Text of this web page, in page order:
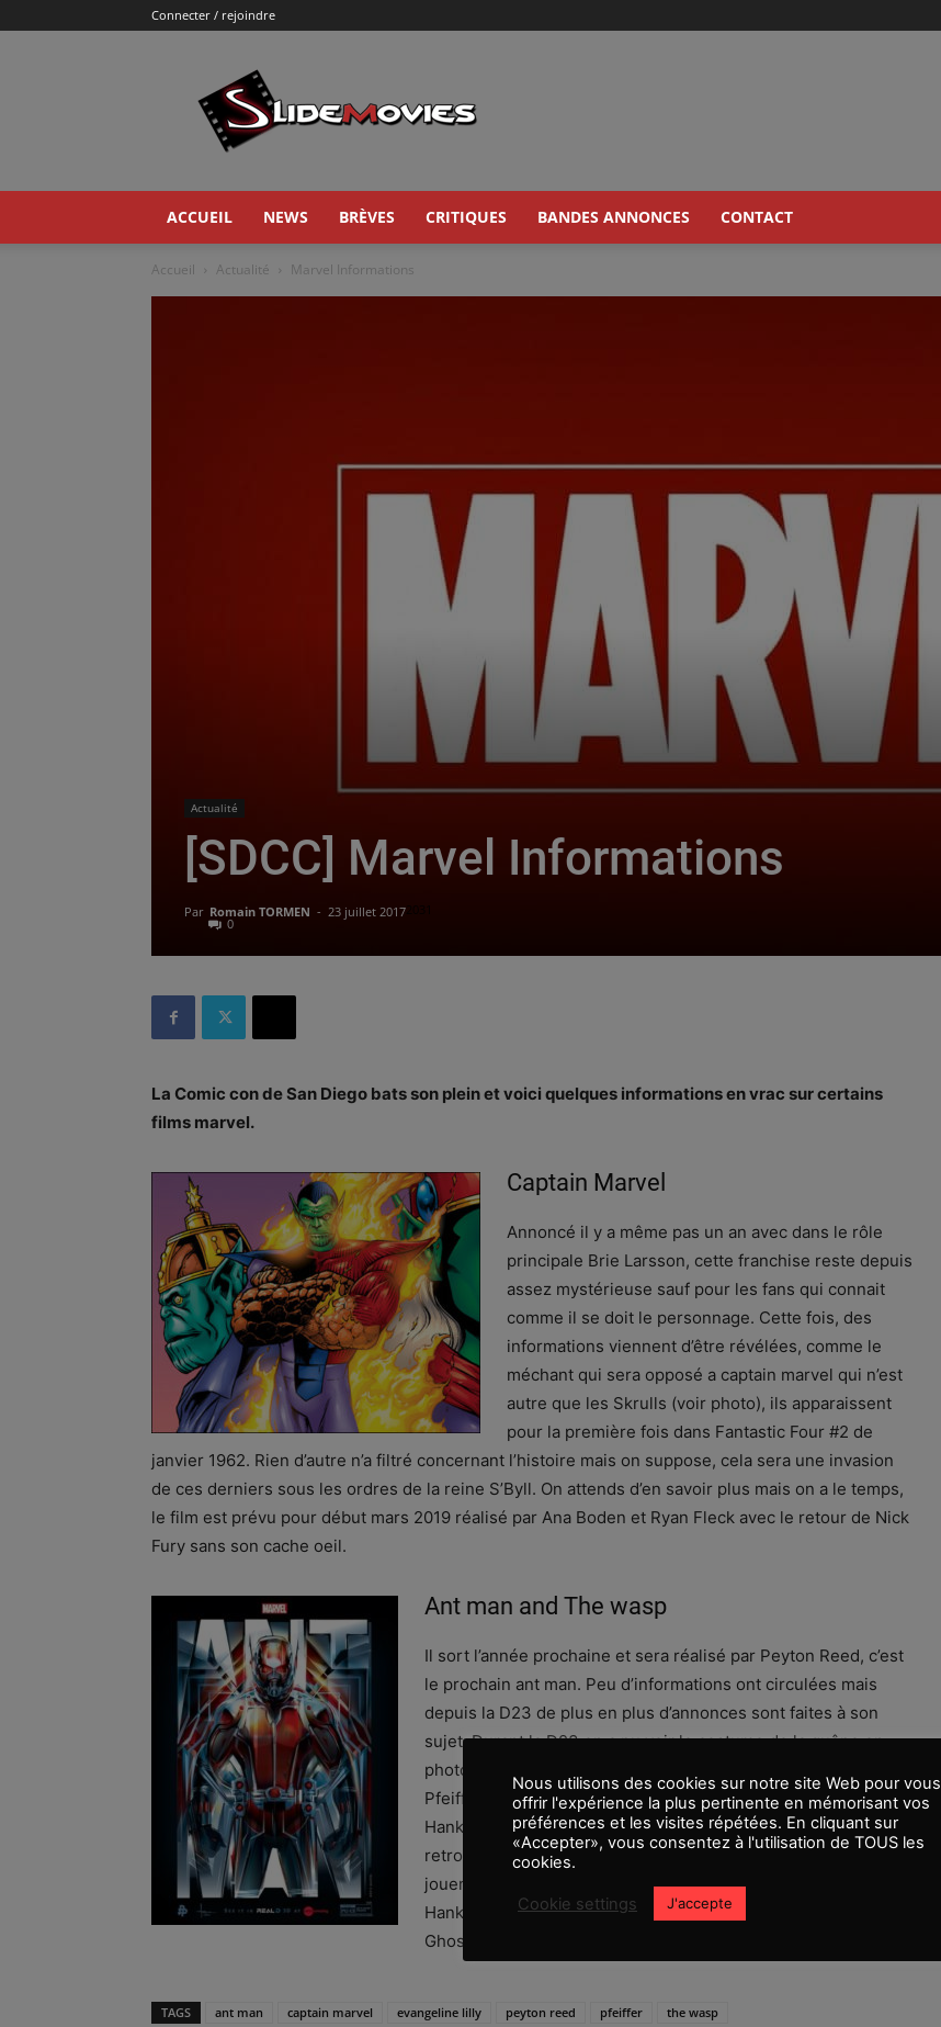
Connecter / rejoindre
ACCUEIL NEWS BRÈVES CRITIQUES BANDES ANNONCES CONTACT
Accueil Actualité Marvel Informations
Actualité
[SDCC] Marvel Informations
Par Romain TORMEN - 23 juillet 20172031
0
La Comic con de San Diego bats son plein et voici quelques informations en vrac sur certains
films marvel.
Captain Marvel
Annoncé il y a même pas un an avec dans le rôle
principale Brie Larsson, cette franchise reste depuis
assez mystérieuse sauf pour les fans qui connait
comme il se doit le personnage. Cette fois, des
informations viennent d’être révélées, comme le
méchant qui sera opposé a captain marvel qui n’est
autre que les Skrulls (voir photo), ils apparaissent
pour la première fois dans Fantastic Four #2 de
janvier 1962. Rien d’autre n’a filtré concernant l’histoire mais on suppose, cela sera une invasion
de ces derniers sous les ordres de la reine S’Byll. On attends d’en savoir plus mais on a le temps,
le film est prévu pour début mars 2019 réalisé par Ana Boden et Ryan Fleck avec le retour de Nick
Fury sans son cache oeil.
Ant man and The wasp
Il sort l’année prochaine et sera réalisé par Peyton Reed, c’est
le prochain ant man. Peu d’informations ont circulées mais
depuis la D23 de plus en plus d’annonces sont faites à son
sujet. Durant la D23 on a pu voir le costume de la guêpe en
photo, cette fois deux nouveaux s’ajoutent au casting. Michelle
Pfeiffer jouera la mère de Hope (Evangeline Lilly), femme de
Hank Pym, la question est dans quelle circonstance va t on la
retrouver ? . Autre et dernier ajout, Laurence Fishburne qui lui
jouera Bill Foster un scientifique qui a beaucoup travailler avec
Hank Pym. Côté méchant, on sait qu’il réponds au nom de The
Ghost mais pour le moment rien n’a filtré sur lui.
TAGS ant man captain marvel evangeline lilly peyton reed pfeiffer the wasp
Nous utilisons des cookies sur notre site Web pour vous
offrir l'expérience la plus pertinente en mémorisant vos
préférences et les visites répétées. En cliquant sur
«Accepter», vous consentez à l'utilisation de TOUS les
cookies.
Cookie settings J'accepte